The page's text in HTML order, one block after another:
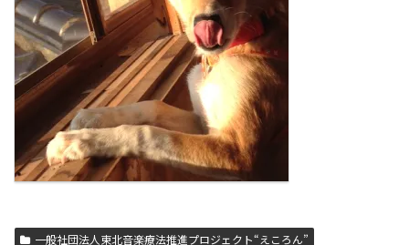
一般社団法人東北音楽療法推進プロジェクト“えころん”